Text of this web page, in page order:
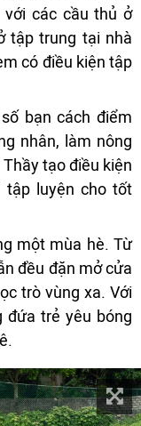
các cầu thủ ở
tập trung tại nhà
có điều kiện tập
bạn cách điểm
nhân, làm nông
tạo điều kiện
luyện cho tốt
một mùa hè. Từ
đều đặn mở cửa
trò vùng xa. Với
đứa trẻ yêu bóng